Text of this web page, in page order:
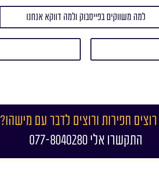
למה משווקים בפייסבוק ולמה דווקא אנחנו
חפירות ורוצים לדבר עם מישהו?
התקשרו אלי 077-8040280